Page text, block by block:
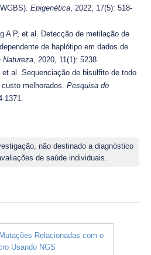
Epigenética, 2022, 17(5): 518-
A P, et al. Detecção de metilação de
de haplótipo em dados de
Natureza, 2020, 11(1): 5238.
al. Sequenciação de bisulfito de todo
melhorados. Pesquisa do
1371.
não destinado a diagnóstico
de saúde individuais.